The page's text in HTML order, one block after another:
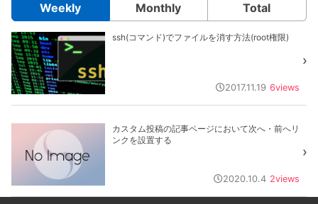
Weekly Monthly Total
ssh(コマンド)でファイルを消す方法(root権限)
2017.11.19 6views
カスタム投稿の記事ページにおいて次へ・前へリ
ンクを設置する
2020.10.4 2views
▼